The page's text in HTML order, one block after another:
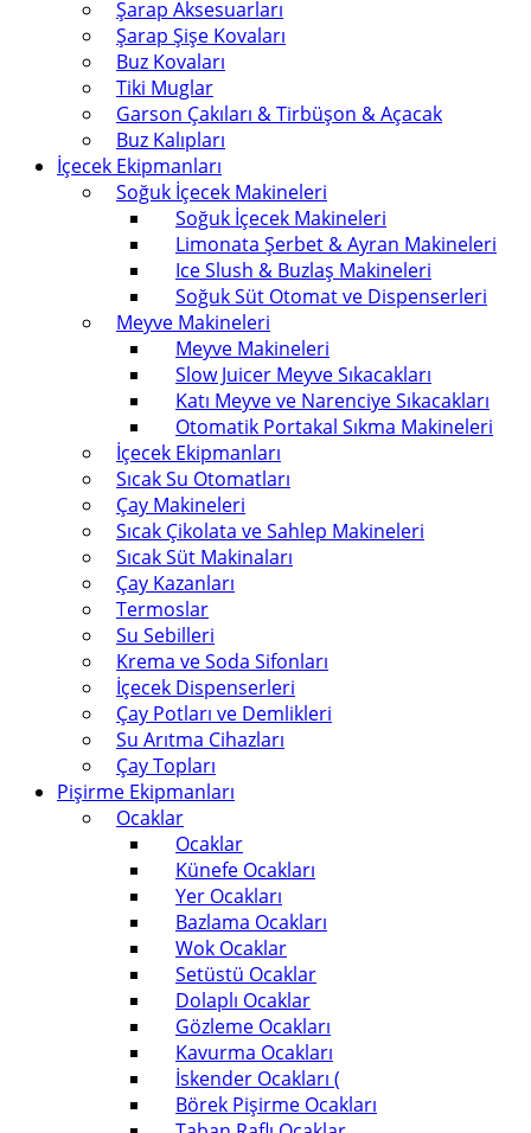
Şarap Aksesuarları
Şarap Şişe Kovaları
Buz Kovaları
Tiki Muglar
Garson Çakıları & Tirbüşon & Açacak
Buz Kalıpları
İçecek Ekipmanları
Soğuk İçecek Makineleri
Soğuk İçecek Makineleri
Limonata Şerbet & Ayran Makineleri
Ice Slush & Buzlaş Makineleri
Soğuk Süt Otomat ve Dispenserleri
Meyve Makineleri
Meyve Makineleri
Slow Juicer Meyve Sıkacakları
Katı Meyve ve Narenciye Sıkacakları
Otomatik Portakal Sıkma Makineleri
İçecek Ekipmanları
Sıcak Su Otomatları
Çay Makineleri
Sıcak Çikolata ve Sahlep Makineleri
Sıcak Süt Makinaları
Çay Kazanları
Termoslar
Su Sebilleri
Krema ve Soda Sifonları
İçecek Dispenserleri
Çay Potları ve Demlikleri
Su Arıtma Cihazları
Çay Topları
Pişirme Ekipmanları
Ocaklar
Ocaklar
Künefe Ocakları
Yer Ocakları
Bazlama Ocakları
Wok Ocaklar
Setüstü Ocaklar
Dolaplı Ocaklar
Gözleme Ocakları
Kavurma Ocakları
İskender Ocakları (
Börek Pişirme Ocakları